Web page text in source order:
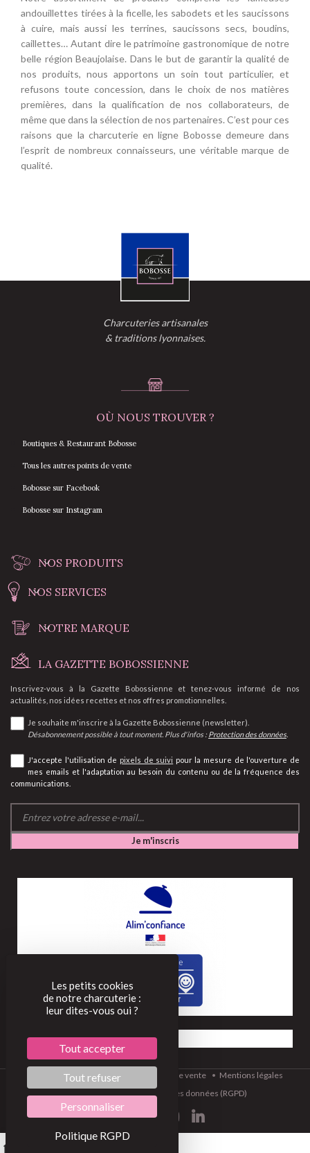
andouillettes tirées à la ficelle, les sabodets et les saucissons
à cuire, mais aussi les terrines, saucissons secs, boudins,
caillettes… Autant dire le patrimoine gastronomique de notre
belle région Beaujolaise. Dans le but de garantir la qualité de
nos produits, nous apportons un soin tout particulier, et
refusons toute concession, dans le choix de nos matières
premières, dans la qualification de nos collaborateurs, de
même que dans la sélection de nos partenaires. C’est pour ces
raisons que la charcuterie en ligne Bobosse demeure dans
l’esprit de nombreux connaisseurs, une véritable marque de
qualité.
Charcuteries artisanales
& traditions lyonnaises.
OÙ NOUS TROUVER ?
Boutiques & Restaurant Bobosse
Tous les autres points de vente
Bobosse sur Facebook
Bobosse sur Instagram
NOS PRODUITS
NOS SERVICES
NOTRE MARQUE
LA GAZETTE BOBOSSIENNE
Inscrivez-vous à la Gazette Bobossienne et tenez-vous informé de nos
actualités, nos idées recettes et nos offres promotionnelles.
Je souhaite m'inscrire à la Gazette Bobossienne (newsletter).
Désabonnement possible à tout moment. Plus d'infos : Protection des données
J'accepte l'utilisation de pixels de suivi pour la mesure de l'ouverture de
mes emails et l'adaptation au besoin du contenu ou de la fréquence des
communications.
BOBOSSE
Conditions générales de vente
Mentions légales
Protection des données (RGPD)
Les petits cookies
de notre charcuterie :
leur dites-vous oui ?
Tout accepter
Tout refuser
Personnaliser
Politique RGPD